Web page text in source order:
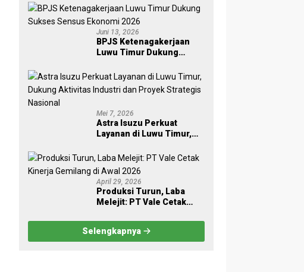
melalui Employee
Volunteering Penanaman
Pohon
Juni 13, 2026
BPJS Ketenagakerjaan
Luwu Timur Dukung
2026
Mei 7, 2026
Astra Isuzu Perkuat
Layanan di Luwu Timur,
dan Proyek Strategis
Nasional
April 29, 2026
Produksi Turun, Laba
Melejit: PT Vale Cetak
2026
Selengkapnya